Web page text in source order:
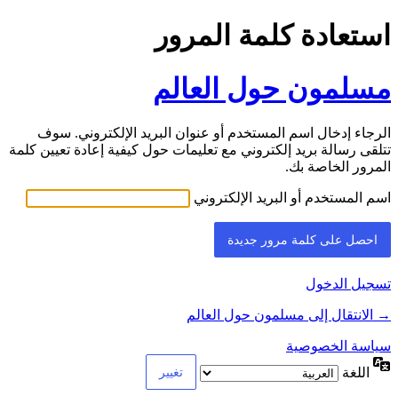
استعادة كلمة المرور
مسلمون حول العالم
الرجاء إدخال اسم المستخدم أو عنوان البريد الإلكتروني. سوف
تتلقى رسالة بريد إلكتروني مع تعليمات حول كيفية إعادة تعيين كلمة
المرور الخاصة بك.
اسم المستخدم أو البريد الإلكتروني
تسجيل الدخول
→ الانتقال إلى مسلمون حول العالم
سياسة الخصوصية
اللغة